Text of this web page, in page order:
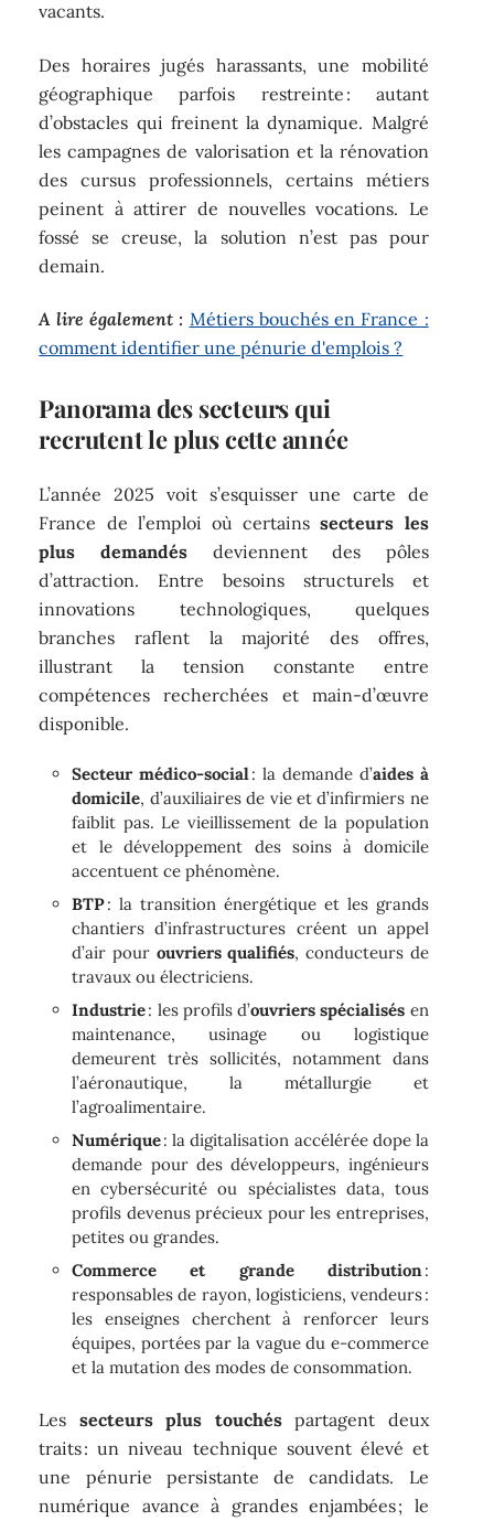
vacants.
Des horaires jugés harassants, une mobilité
géographique parfois restreinte : autant
d’obstacles qui freinent la dynamique. Malgré
les campagnes de valorisation et la rénovation
des cursus professionnels, certains métiers
peinent à attirer de nouvelles vocations. Le
fossé se creuse, la solution n’est pas pour
demain.
A lire également : Métiers bouchés en France :
comment identifier une pénurie d'emplois ?
Panorama des secteurs qui
recrutent le plus cette année
L’année 2025 voit s’esquisser une carte de
France de l’emploi où certainssecteurs les
plus demandésdeviennent des pôles
d’attraction. Entre besoins structurels et
innovations technologiques, quelques
branches raflent la majorité des offres,
illustrant la tension constante entre
compétences recherchées et main-d’œuvre
disponible.
Secteur médico-social: la demande d’aides à
domicile, d’auxiliaires de vie et d’infirmiers ne
faiblit pas. Le vieillissement de la population
et le développement des soins à domicile
accentuent ce phénomène.
BTP: la transition énergétique et les grands
chantiers d’infrastructures créent un appel
d’air pour ouvriers qualifiés, conducteurs de
travaux ou électriciens.
Industrie: les profils d’ouvriers spécialisés en
maintenance, usinage ou logistique
demeurent très sollicités, notamment dans
l’aéronautique, la métallurgie et
l’agroalimentaire.
Numérique: la digitalisation accélérée dope la
demande pour des développeurs, ingénieurs
en cybersécurité ou spécialistes data, tous
profils devenus précieux pour les entreprises,
petites ou grandes.
Commerce et grande distribution:
responsables de rayon, logisticiens, vendeurs :
les enseignes cherchent à renforcer leurs
équipes, portées par la vague du e-commerce
et la mutation des modes de consommation.
Les secteurs plus touchéspartagent deux
traits : un niveau technique souvent élevé et
une pénurie persistante de candidats. Le
numérique avance à grandes enjambées ; le